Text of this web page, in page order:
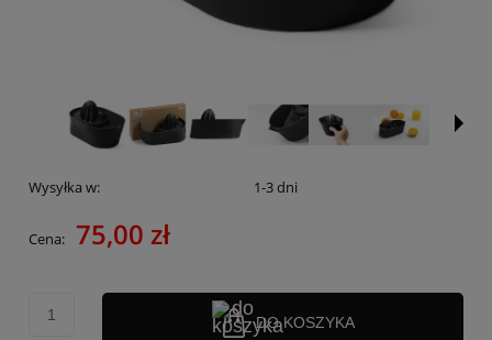
Wysyłka w: 1-3 dni
Cena: 75,00 zł
DO KOSZYKA